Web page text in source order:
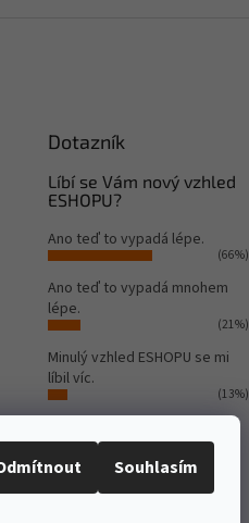
Souhlasím
Dotazník
Líbí se Vám nový vzhled
ESHOPU?
Ano teď to vypadá lépe.
(66%)
Ano teď to vypadá mnohem
lépe.
(21%)
Minulý vzhled ESHOPU se mi
líbil víc.
(13%)